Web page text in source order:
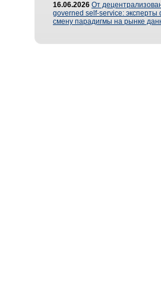
16.06.2026 От
governed self-service: эксперты
смену парадигмы на рынке